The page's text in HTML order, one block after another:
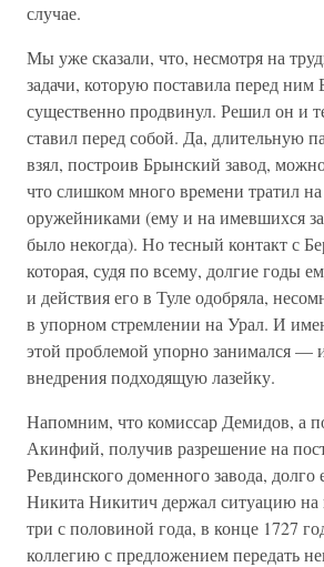
случае.
Мы уже сказали, что, несмотря на
задачи, которую поставила перед ним
существенно продвинул. Решил он и
ставил перед собой. Да, длительную
взял, построив Брынский завод,
что слишком много времени тратил
оружейниками (ему и на имевшихся
было некогда). Но тесный контакт с
которая, судя по всему, долгие годы
и действия его в Туле одобряла,
в упорном стремлении на Урал. И
этой проблемой упорно занимался —
внедрения подходящую лазейку.
Напомним, что комиссар Демидов, а
Акинфий, получив разрешение на
Ревдинского доменного завода, долго
Никита Никитич держал ситуацию на
три с половиной года, в конце 1727
коллегию с предложением передать